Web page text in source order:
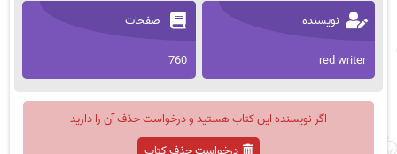
نویسنده
red writer
صفحات
760
اگر نویسنده این کتاب هستید و درخواست حذف آن را دارید